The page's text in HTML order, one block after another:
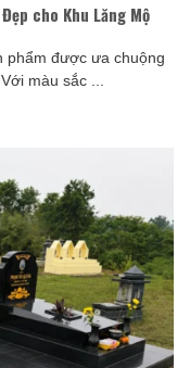
cho Khu Lăng Mộ
phẩm được ưa chuộng
màu sắc ...